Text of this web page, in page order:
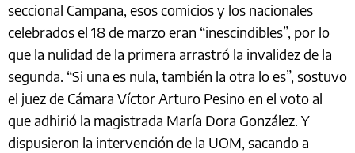
seccional Campana, esos comicios y los nacionales
celebrados el 18 de marzo eran “inescindibles”, por lo
que la nulidad de la primera arrastró la invalidez de la
segunda. “Si una es nula, también la otra lo es”, sostuvo
el juez de Cámara Víctor Arturo Pesino en el voto al
que adhirió la magistrada María Dora González. Y
dispusieron la intervención de la UOM, sacando a